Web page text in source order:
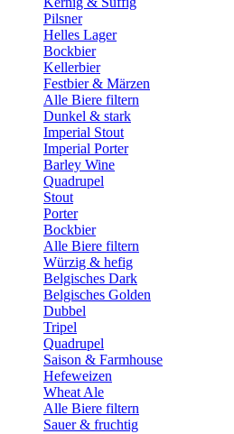
Pilsner
Helles Lager
Bockbier
Kellerbier
Festbier & Märzen
Alle Biere filtern
Dunkel & stark
Imperial Stout
Imperial Porter
Barley Wine
Quadrupel
Stout
Porter
Bockbier
Alle Biere filtern
Würzig & hefig
Belgisches Dark
Belgisches Golden
Dubbel
Tripel
Quadrupel
Saison & Farmhouse
Hefeweizen
Wheat Ale
Alle Biere filtern
Sauer & fruchtig